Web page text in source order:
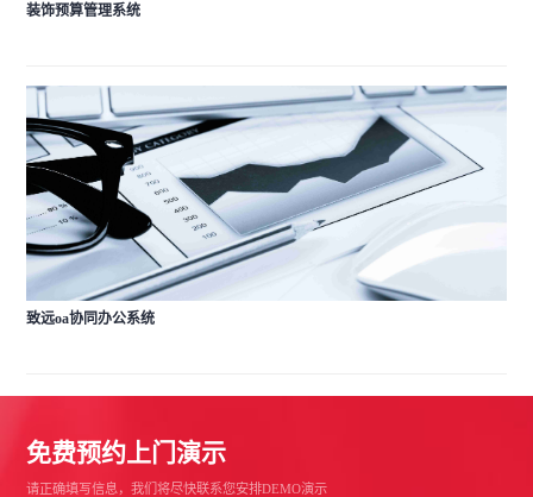
装饰预算管理系统
致远oa协同办公系统
免费预约上门演示
请正确填写信息，我们将尽快联系您安排DEMO演示